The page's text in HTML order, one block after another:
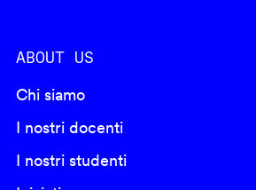
ABOUT US
Chi siamo
I nostri docenti
I nostri studenti